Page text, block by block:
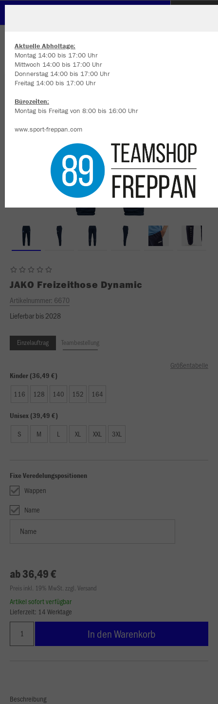
JAKO Freizeithose Dynamic
Artikelnummer: 6670
Lieferbar bis 2028
Einzelauftrag Teambestellung
Größentabelle
Kinder (36,49 €)
116 128 140 152 164
Unisex (39,49 €)
S M L XL XXL 3XL
Fixe Veredelungspositionen
Wappen
Name
ab 36,49 €
Preis inkl. 19% MwSt. zzgl. Versand
Artikel sofort verfügbar
Lieferzeit: 14 Werktage
In den Warenkorb
Beschreibung
Aktuelle Abholtage:
Montag 14:00 bis 17:00 Uhr
Mittwoch 14:00 bis 17:00 Uhr
Donnerstag 14:00 bis 17:00 Uhr
Freitag 14:00 bis 17:00 Uhr
Bürozeiten:
Montag bis Freitag von 8:00 bis 16:00 Uhr
www.sport-freppan.com
Wir verwenden Cookies
Inhalte anzeigen und unsere Website verbessern. Weitere
zu den Cookies findest Du in den Einstellungen.
Alle ablehnen
mehr Infos
Datenschutz
Impressum